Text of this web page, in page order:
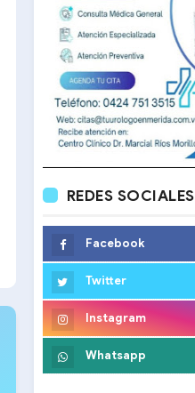
REDES SOCIALES
Facebook
Twitter
Instagram
Whatsapp